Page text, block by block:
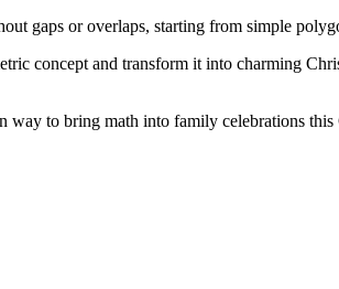
gaps or overlaps, starting from simple
concept and transform it into charming
way to bring math into family celebrations this